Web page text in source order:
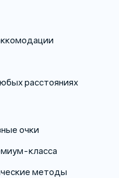
расстояниях
очки
класса
методы